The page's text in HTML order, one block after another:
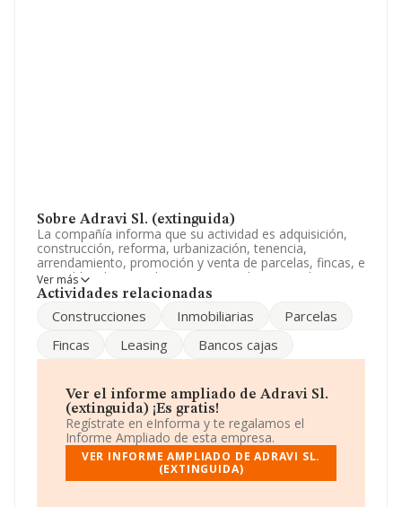
Sobre Adravi Sl. (extinguida)
La compañía informa que su actividad es adquisición,
construcción, reforma, urbanización, tenencia,
arrendamiento, promoción y venta de parcelas, fincas, e
inmuebles de naturaleza rustica o urbana. queda
excluido el arrendamiento financiero o leasing. cultiv. La
actividad de referencia CNAE corresponde a 'Alquiler de
6820. La compañía no tiene actividad en mercados
exteriores.
La compañíaAdravi S.L. (extinguida), con número de
identificación fiscal B12603221, está situada en Calle
Ausias March núm. 11 1 B, (12540), Vila-real, en
Castellón, Comunidad Valenciana.
En relación con el sector y disponiendo de los datos de
hasta 132.555 empresas, a nivel nacional la facturación
Ver más
Actividades relacionadas
Construcciones Inmobiliarias
Parcelas
Fincas
Leasing Bancos cajas
Ver el informe ampliado de Adravi Sl.
(extinguida) ¡Es gratis!
Regístrate en eInforma y te regalamos el
Informe Ampliado de esta empresa.
VER INFORME AMPLIADO DE ADRAVI SL.
(EXTINGUIDA)